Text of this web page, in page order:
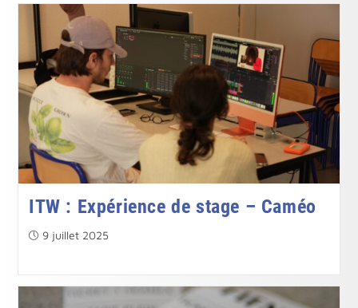
ITW : Expérience de stage – Caméo
Publication
9 juillet 2025